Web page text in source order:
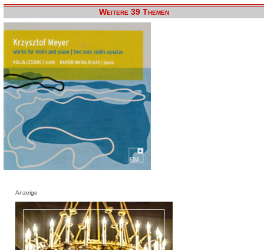
Weitere 39 Themen
Anzeige